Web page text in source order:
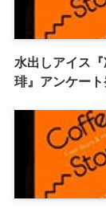
水出しアイス
琲』アンケー